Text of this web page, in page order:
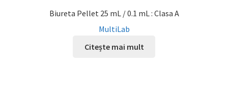
Biureta Pellet 25 mL / 0.1 mL : Clasa A
MultiLab
Citește mai mult